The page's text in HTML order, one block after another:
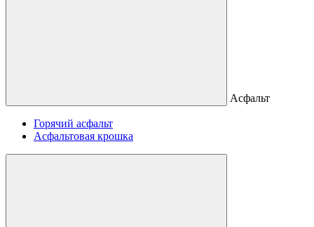
Асфальт
Горячий асфальт
Асфальтовая крошка